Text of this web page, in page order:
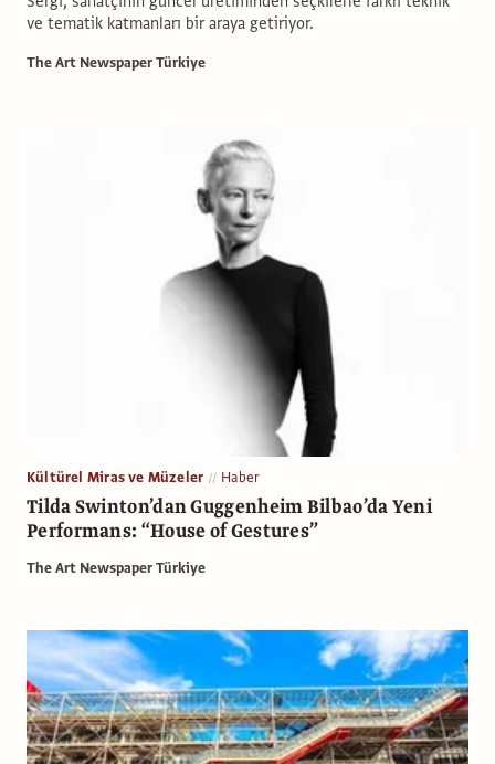
ve tematik katmanları bir araya getiriyor.
The Art Newspaper Türkiye
Kültürel Miras ve Müzeler Haber
Tilda Swinton’dan Guggenheim Bilbao’da Yeni
Performans: “House of Gestures”
The Art Newspaper Türkiye